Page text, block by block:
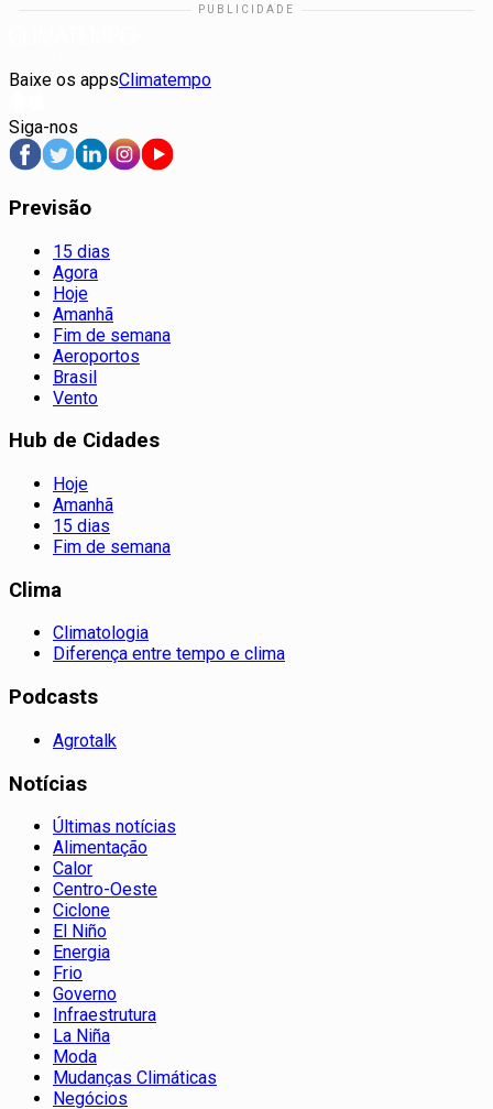
Baixe os appsClimatempo
Siga-nos
Previsão
15 dias
Agora
Hoje
Amanhã
Fim de semana
Aeroportos
Brasil
Vento
Hub de Cidades
Hoje
Amanhã
15 dias
Fim de semana
Clima
Climatologia
Diferença entre tempo e clima
Podcasts
Agrotalk
Notícias
Últimas notícias
Alimentação
Calor
Centro-Oeste
Ciclone
El Niño
Energia
Frio
Governo
Infraestrutura
La Niña
Moda
Mudanças Climáticas
Negócios